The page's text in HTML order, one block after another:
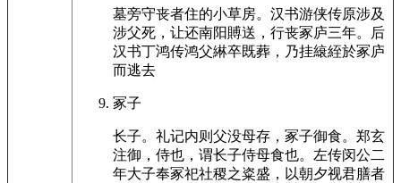
墓旁守丧者住的小草房。汉书游侠传原涉及
涉父死，让还南阳賻送，行丧冢庐三年。后
汉书丁鸿传鸿父綝卒既葬，乃挂縗絰於冢庐
而逃去
冢子
长子。礼记内则父没母存，冢子御食。郑玄
注御，侍也，谓长子侍母食也。左传闵公二
年大子奉冢祀社稷之粢盛，以朝夕视君膳者